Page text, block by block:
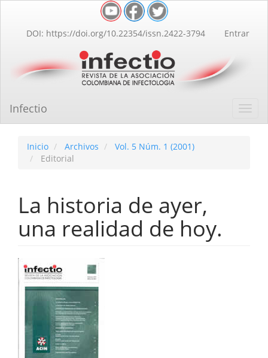
Contenido
principal
lateral
DOI: https://doi.org/10.22354/issn.2422-3794 Entrar
Infectio
Inicio Archivos
Vol. 5 Núm. 1 (2001)
Editorial
La historia de ayer,
una realidad de hoy.
Barra
lateral
del
artículo